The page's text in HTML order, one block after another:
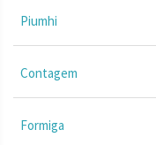
Piumhi
Contagem
Formiga